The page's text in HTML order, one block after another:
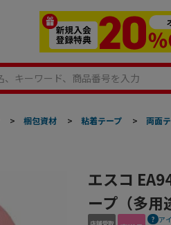
> 梱包資材 > 粘着テープ > 両面
エスコ
ープ（多用
ア